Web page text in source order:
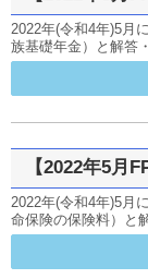
2022年(令和4年)5月
族基礎年金）と解答
【2022年5月
2022年(令和4年)5月
命保険の保険料）と